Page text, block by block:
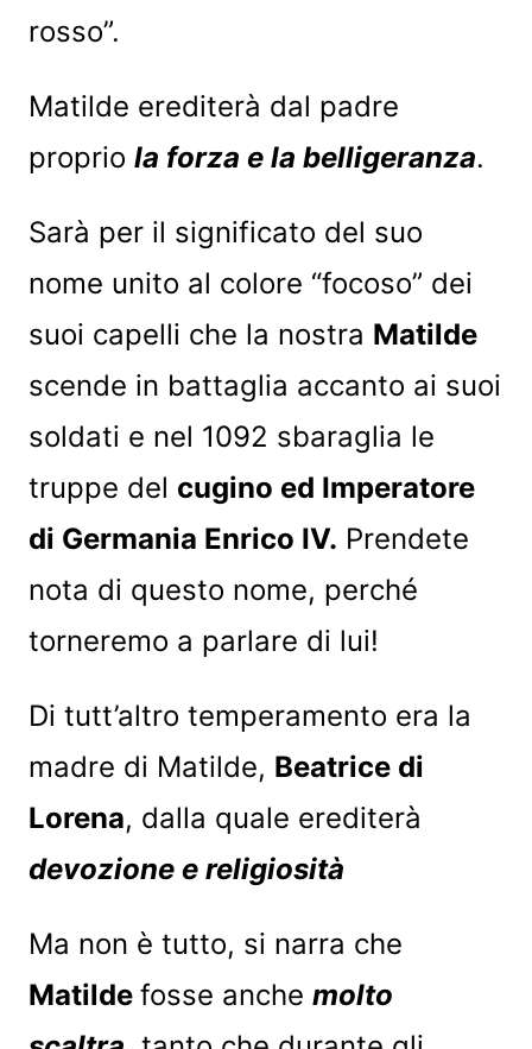
rosso”.
Matilde erediterà dal padre
proprio la forza e la belligeranza.
Sarà per il significato del suo
nome unito al colore “focoso” dei
suoi capelli che la nostra Matilde
scende in battaglia accanto ai suoi
soldati e nel 1092 sbaraglia le
truppe del cugino ed Imperatore
di Germania Enrico IV. Prendete
nota di questo nome, perché
torneremo a parlare di lui!
Di tutt’altro temperamento era la
madre di Matilde, Beatrice di
Lorena, dalla quale erediterà
devozione e religiosità
Ma non è tutto, si narra che
Matilde fosse anche molto